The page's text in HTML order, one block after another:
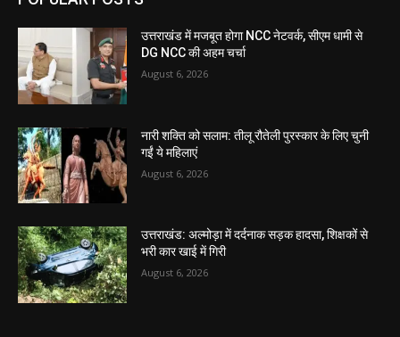
उत्तराखंड में मजबूत होगा NCC नेटवर्क, सीएम धामी से
DG NCC की अहम चर्चा
August 6, 2026
नारी शक्ति को सलाम: तीलू रौतेली पुरस्कार के लिए चुनी
गईं ये महिलाएं
August 6, 2026
उत्तराखंड: अल्मोड़ा में दर्दनाक सड़क हादसा, शिक्षकों से
भरी कार खाई में गिरी
August 6, 2026